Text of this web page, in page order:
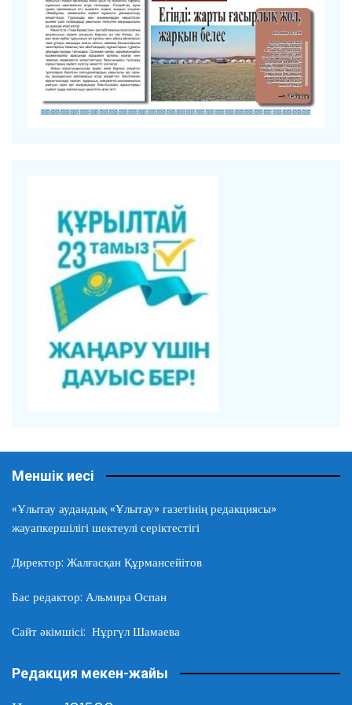
Меншік иесі
«Ұлытау аудандық «Ұлытау» газетінің редакциясы»
жауапкершілігі шектеулі серіктестігі
Директор: Жалғасқан Құрмансейітов
Бас редактор: Альмира Оспан
Сайт әкімшісі: Нұргүл Шамаева
Редакция мекен-жайы